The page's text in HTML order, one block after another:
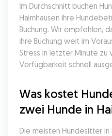
Im Durchschnitt buchen
Haimhausen ihre
Buchung. Wir empfehlen,
ihre Buchung weit im
Stress in letzter Minute zu
Verfügbarkeit schnell
Was kostet
zwei Hunde in
Die meisten Hundesitter